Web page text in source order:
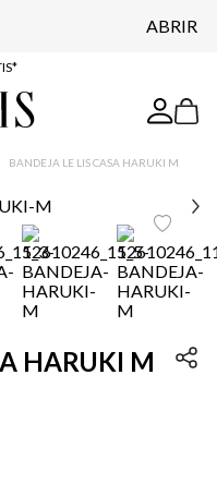
ABRIR
BANDEJA LE LIS CASA HARUKI M
HARUKI M